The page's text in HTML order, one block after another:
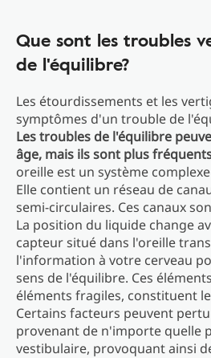
Que sont les troubles
de l'équilibre?
Les étourdissements et les
symptômes d'un trouble de
Les troubles de l'équilibre
âge, mais ils sont plus
oreille est un système
Elle contient un réseau de
semi-circulaires. Ces canaux
La position du liquide change
capteur situé dans l'oreille
l'information à votre cerveau
sens de l'équilibre. Ces
éléments fragiles, constituent
Certains facteurs peuvent
provenant de n'importe quelle
vestibulaire, provoquant ainsi